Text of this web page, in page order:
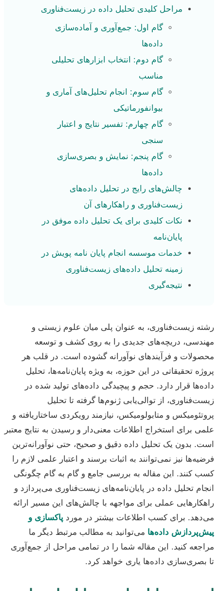
مراحل کلیدی تحلیل داده در زیست‌فناوری
گام اول: جمع‌آوری و آماده‌سازی
داده‌ها
گام دوم: انتخاب ابزارهای تحلیلی
مناسب
گام سوم: انجام تحلیل‌های آماری و
بیوانفورماتیکی
گام چهارم: تفسیر نتایج و اعتبار
سنجی
گام پنجم: نمایش و بصری‌سازی
داده‌ها
چالش‌های رایج در تحلیل داده‌های
زیست‌فناوری و راهکارهای آن
نکات کلیدی برای یک تحلیل داده موفق در
پایان‌نامه
خدمات موسسه انجام پایان نامه پویش در
زمینه تحلیل داده‌های زیست‌فناوری
نتیجه‌گیری
رشته زیست‌فناوری، به عنوان پلی میان علوم زیستی و
مهندسی، دریچه‌های جدیدی را به روی کشف و توسعه
محصولات و فرآیندهای نوآورانه گشوده است. در قلب هر
پروژه تحقیقاتی در این حوزه، به ویژه پایان‌نامه‌ها، تحلیل
داده‌ها قرار دارد. حجم و پیچیدگی داده‌های تولید شده در
زیست‌فناوری، از توالی‌یابی ژنوم‌ها گرفته تا تحلیل
پروتئومیکس و متابولومیکس، نیازمند رویکردی ساختاریافته و
علمی برای استخراج اطلاعات معنی‌دار و رسیدن به نتایج معتبر
است. بدون یک تحلیل داده دقیق و صحیح، حتی نوآورانه‌ترین
فرضیه‌ها نیز نمی‌توانند به اثبات برسند و اعتبار علمی لازم را
کسب کنند. این مقاله به بررسی جامع و گام به گام چگونگی
انجام تحلیل داده در پایان‌نامه‌های زیست‌فناوری می‌پردازد و
راهکارهایی عملی برای مواجهه با چالش‌های این مسیر ارائه
می‌دهد. برای کسب اطلاعات بیشتر در مورد پاکسازی و
پیش‌پردازش داده‌ها می‌توانید به مطالب مرتبط دیگر ما
مراجعه کنید. این مقاله شما را در تمامی مراحل از جمع‌آوری
تا بصری‌سازی داده‌ها یاری خواهد کرد.